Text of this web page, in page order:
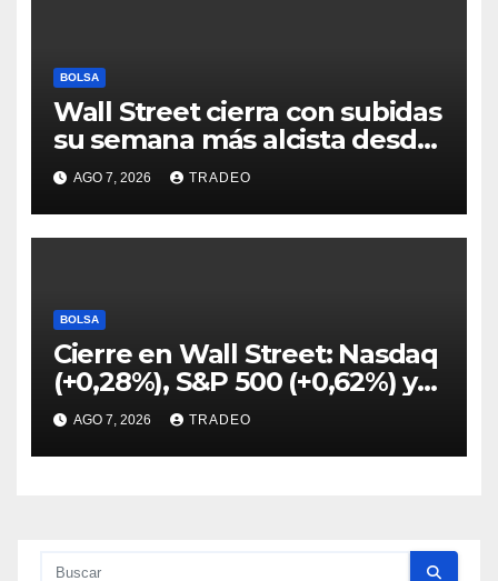
BOLSA
Wall Street cierra con subidas
su semana más alcista desde
abril
AGO 7, 2026 TRADEO
BOLSA
Cierre en Wall Street: Nasdaq
(+0,28%), S&P 500 (+0,62%) y
Nasdaq (+1,30%)
AGO 7, 2026 TRADEO